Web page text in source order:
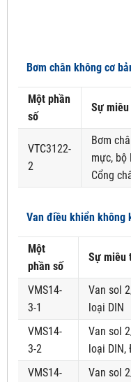
Bơm chân không cơ
Một phần
số
Sự miêu
VTC3122-
2
Bơm
mực, bộ
Cổng
Van điều khiển không
Một
phần số
Sự miêu
VMS14-
3-1
Van sol
loại DIN
VMS14-
3-2
Van sol
loại DIN,
VMS14-
Van sol